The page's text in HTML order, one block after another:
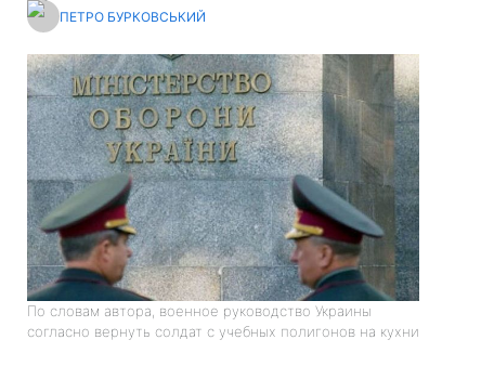
ПЕТРО БУРКОВСЬКИЙ
По словам автора, военное руководство Украины
согласно вернуть солдат с учебных полигонов на кухни